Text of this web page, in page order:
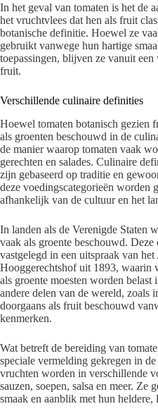
In het geval van tomaten is het de
het vruchtvlees dat hen als fruit
botanische definitie. Hoewel ze
gebruikt vanwege hun hartige
toepassingen, blijven ze vanuit
fruit.
Verschillende culinaire definities
Hoewel tomaten botanisch gezien
als groenten beschouwd in de
de manier waarop tomaten vaak
gerechten en salades. Culinaire
zijn gebaseerd op traditie en
deze voedingscategorieën worden
afhankelijk van de cultuur en het
In landen als de Verenigde Staten
vaak als groente beschouwd. Deze
vastgelegd in een uitspraak van het
Hooggerechtshof uit 1893, waarin
als groente moesten worden belast
andere delen van de wereld, zoals
doorgaans als fruit beschouwd
kenmerken.
Wat betreft de bereiding van
speciale vermelding gekregen in
vruchten worden in verschillende
sauzen, soepen, salsa en meer. Ze
smaak en aanblik met hun heldere,